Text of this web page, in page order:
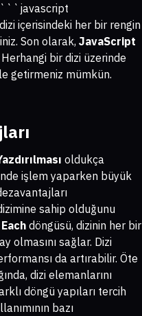
```javascript
içerisindeki her bir rengin
Son olarak, JavaScript
bir dizi üzerinde
getirmeniz mümkün.
oldukça
işlem yaparken büyük
sahip olduğunu
döngüsü, dizinin her bir
olmasını sağlar. Dizi
da artırabilir. Öte
dizi elemanlarını
döngü yapıları tercih
bazı